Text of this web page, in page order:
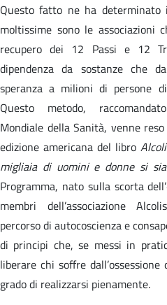
Questo fatto ne ha
moltissime sono le associazioni
recupero dei 12 Passi e 12
dipendenza da sostanze che
speranza a milioni di persone
Questo metodo,
Mondiale della Sanità, venne
edizione americana del libro
migliaia di uomini e donne si
Programma, nato sulla scorta
membri dell’associazione
percorso di autocoscienza e
di principi che, se messi in
liberare chi soffre
grado di realizzarsi pienamente.